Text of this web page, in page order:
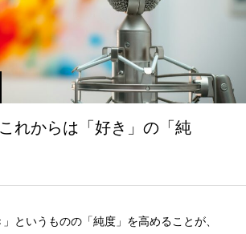
れからは「好き」の「純
というものの「純度」を高めることが、